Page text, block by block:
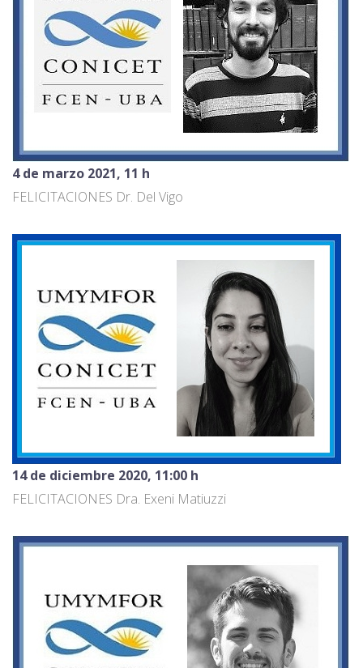
4 de marzo 2021, 11 h
FELICITACIONES Dr. Del Vigo
14 de diciembre 2020, 11:00 h
FELICITACIONES Dra. Exeni Matiuzzi